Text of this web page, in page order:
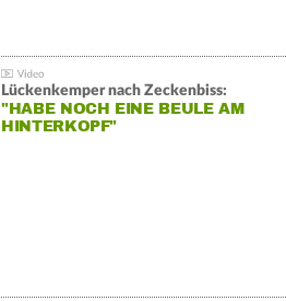
Lückenkemper nach Zeckenbiss:
"HABE NOCH EINE BEULE AM
HINTERKOPF"